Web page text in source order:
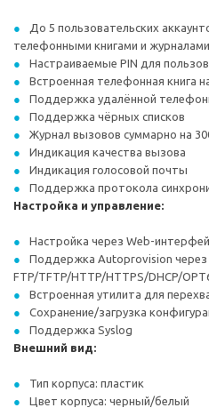
До 5 пользовательских
телефонными книгами и
Настраиваемые PIN для
Встроенная телефонная книга
Поддержка удалённой
Поддержка чёрных списков
Журнал вызовов суммарно на
Индикация качества вызова
Индикация голосовой почты
Поддержка протокола
Настройка и управление:
Настройка через Web-
Поддержка Autoprovision через
FTP/TFTP/HTTP/HTTPS/DHCP/
Встроенная утилита для
Сохранение/загрузка
Поддержка Syslog
Внешний вид:
Тип корпуса: пластик
Цвет корпуса: черный/белый